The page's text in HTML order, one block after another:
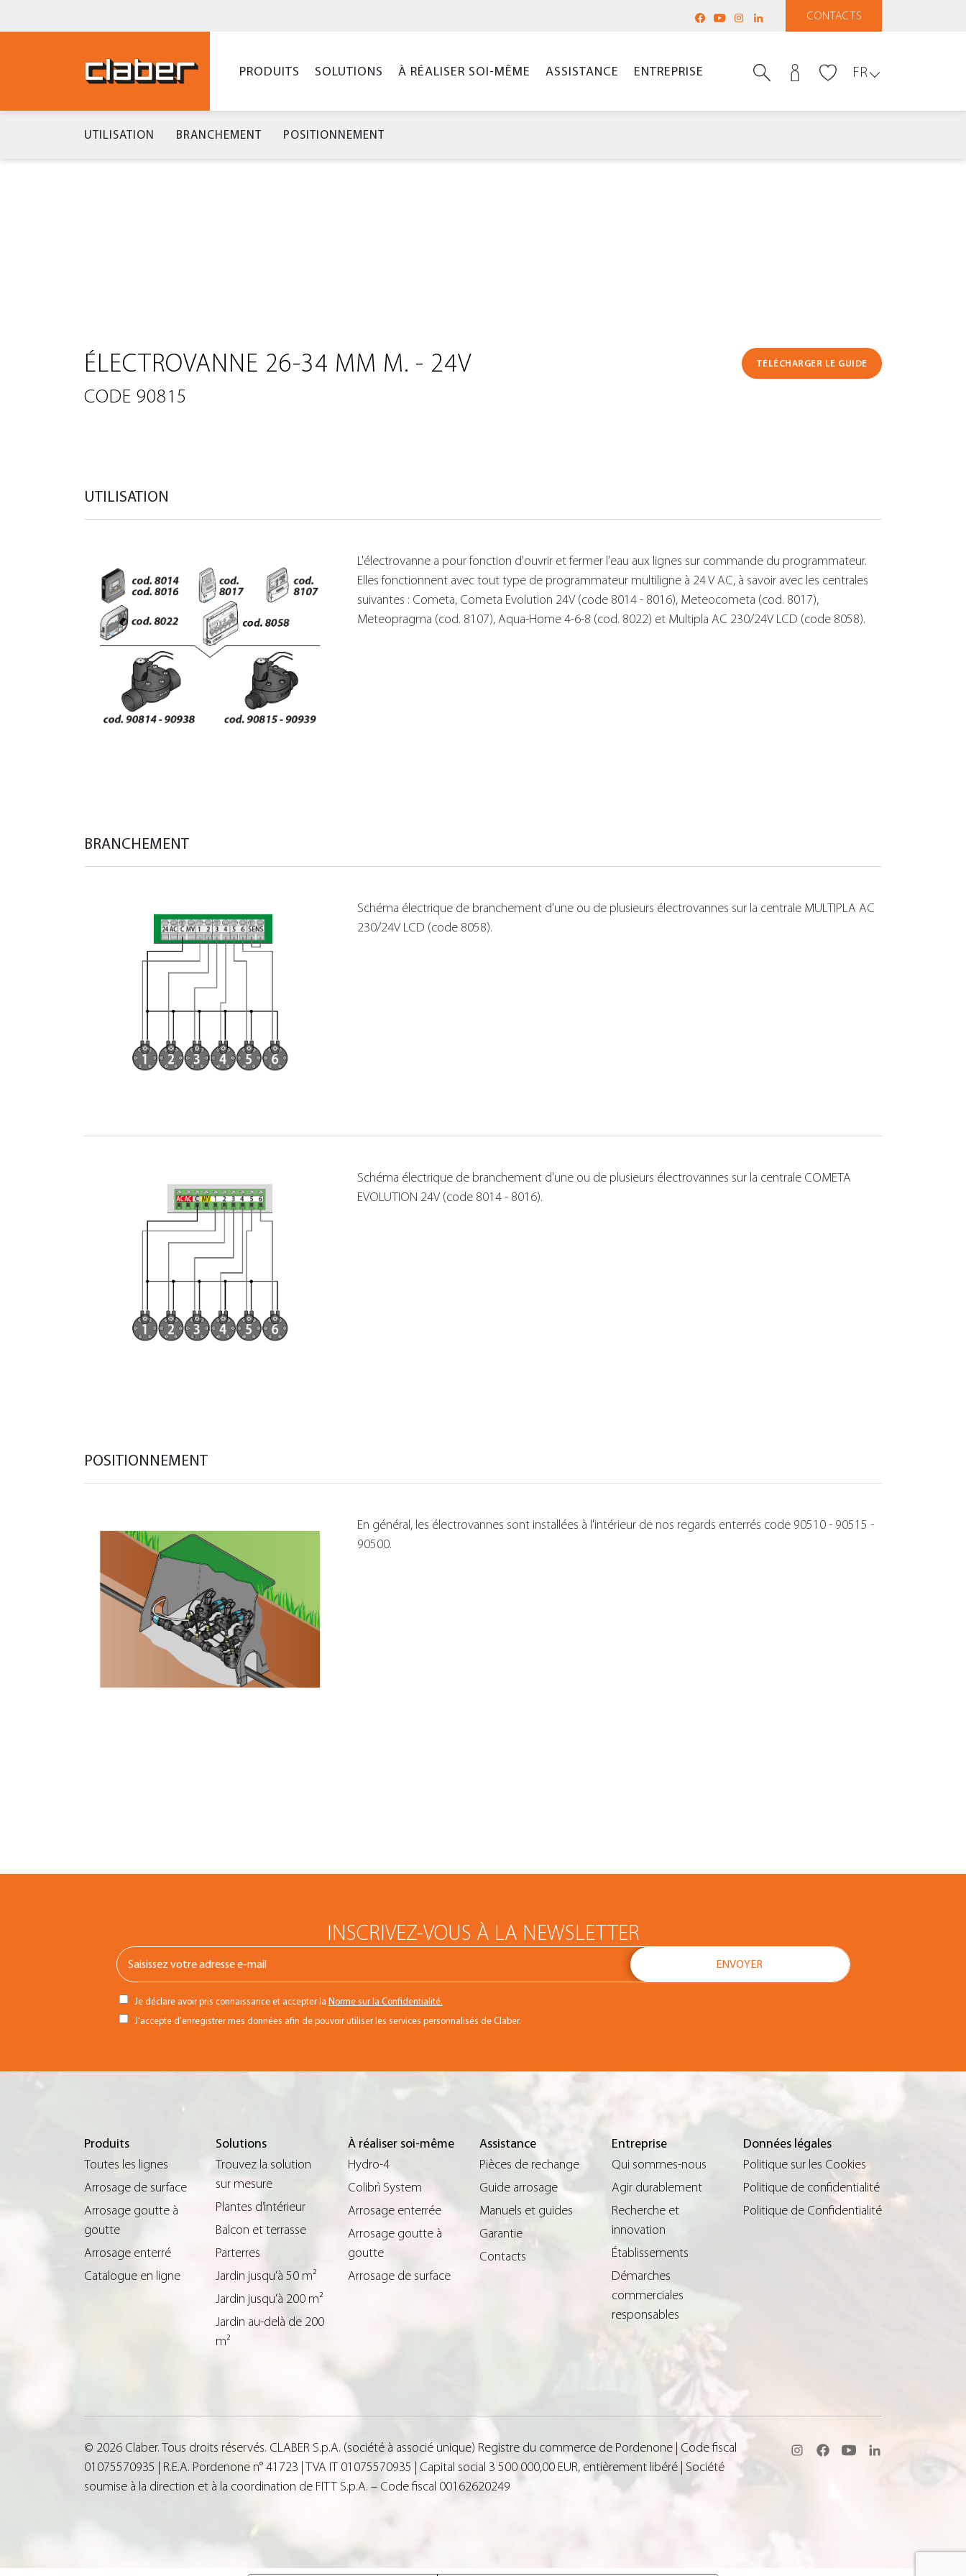
CONTACTS
PRODUITS SOLUTIONS À RÉALISER SOI-MÊME ASSISTANCE ENTREPRISE FR
UTILISATION BRANCHEMENT POSITIONNEMENT
ÉLECTROVANNE 26-34 MM M. - 24V
CODE 90815
TÉLÉCHARGER LE GUIDE
UTILISATION
L'électrovanne a pour fonction d'ouvrir et fermer l'eau aux lignes sur commande du programmateur.
Elles fonctionnent avec tout type de programmateur multiligne à 24 V AC, à savoir avec les centrales
suivantes : Cometa, Cometa Evolution 24V (code 8014 - 8016), Meteocometa (cod. 8017),
Meteopragma (cod. 8107), Aqua-Home 4-6-8 (cod. 8022) et Multipla AC 230/24V LCD (code 8058).
BRANCHEMENT
Schéma électrique de branchement d'une ou de plusieurs électrovannes sur la centrale MULTIPLA AC
230/24V LCD (code 8058).
Schéma électrique de branchement d'une ou de plusieurs électrovannes sur la centrale COMETA
EVOLUTION 24V (code 8014 - 8016).
POSITIONNEMENT
En général, les électrovannes sont installées à l'intérieur de nos regards enterrés code 90510 - 90515 -
90500.
INSCRIVEZ-VOUS À LA NEWSLETTER
Je déclare avoir pris connaissance et accepter la Norme sur la Confidentialité.
J'accepte d'enregistrer mes données afin de pouvoir utiliser les services personnalisés de Claber.
Produits
Toutes les lignes
Arrosage de surface
Arrosage goutte à
goutte
Arrosage enterré
Catalogue en ligne
Solutions
Trouvez la solution
sur mesure
Plantes d’intérieur
Balcon et terrasse
Parterres
Jardin jusqu’à 50 m²
Jardin jusqu’à 200 m²
Jardin au-delà de 200
m²
À réaliser soi-même
Hydro-4
Colibrì System
Arrosage enterrée
Arrosage goutte à
goutte
Arrosage de surface
Assistance
Pièces de rechange
Guide arrosage
Manuels et guides
Garantie
Contacts
Entreprise
Qui sommes-nous
Agir durablement
Recherche et
innovation
Établissements
Démarches
commerciales
responsables
Données légales
Politique sur les Cookies
Politique de confidentialité
Politique de Confidentialité
© 2026 Claber. Tous droits réservés. CLABER S.p.A. (société à associé unique) Registre du commerce de Pordenone | Code fiscal
01075570935 | R.E.A. Pordenone n° 41723 | TVA IT 01075570935 | Capital social 3 500 000,00 EUR, entièrement libéré | Société
soumise à la direction et à la coordination de FITT S.p.A. – Code fiscal 00162620249